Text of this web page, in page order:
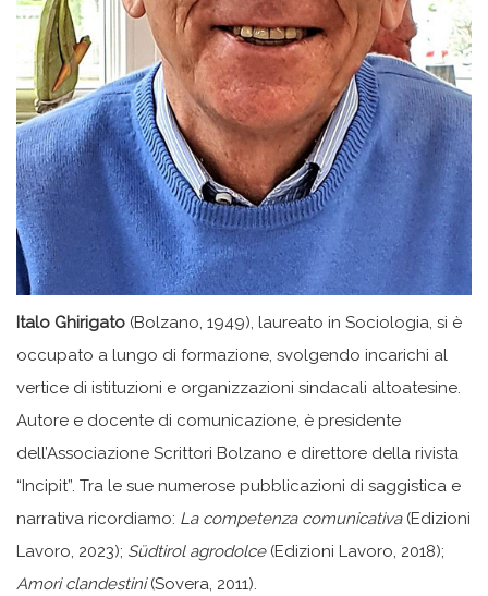
Italo Ghirigato (Bolzano, 1949), laureato in Sociologia, si è
occupato a lungo di formazione, svolgendo incarichi al
vertice di istituzioni e organizzazioni sindacali altoatesine.
Autore e docente di comunicazione, è presidente
dell’Associazione Scrittori Bolzano e direttore della rivista
“Incipit”. Tra le sue numerose pubblicazioni di saggistica e
narrativa ricordiamo: La competenza comunicativa(Edizioni
Lavoro, 2023); Südtirol agrodolce(Edizioni Lavoro, 2018);
Amori clandestini(Sovera, 2011).